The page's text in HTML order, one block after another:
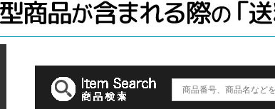
キ
コ
ダルトン